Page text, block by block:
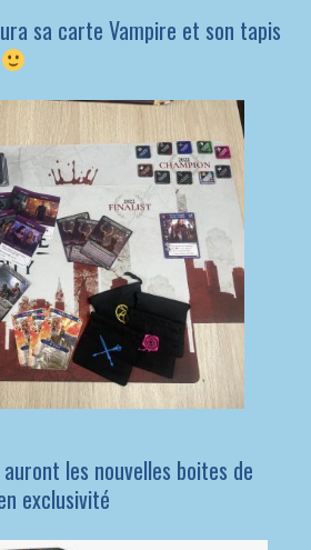
sa carte Vampire et son tapis
les nouvelles boites de
exclusivité